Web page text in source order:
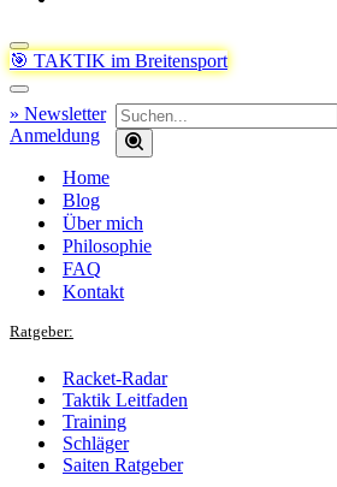
Navigationsmenü
🎯 TAKTIK im Breitensport
Navigationsmenü
Suchen
nach …
» Newsletter
Anmeldung
Home
Blog
Über mich
Philosophie
FAQ
Kontakt
Ratgeber:
Racket-Radar
Taktik Leitfaden
Training
Schläger
Saiten Ratgeber